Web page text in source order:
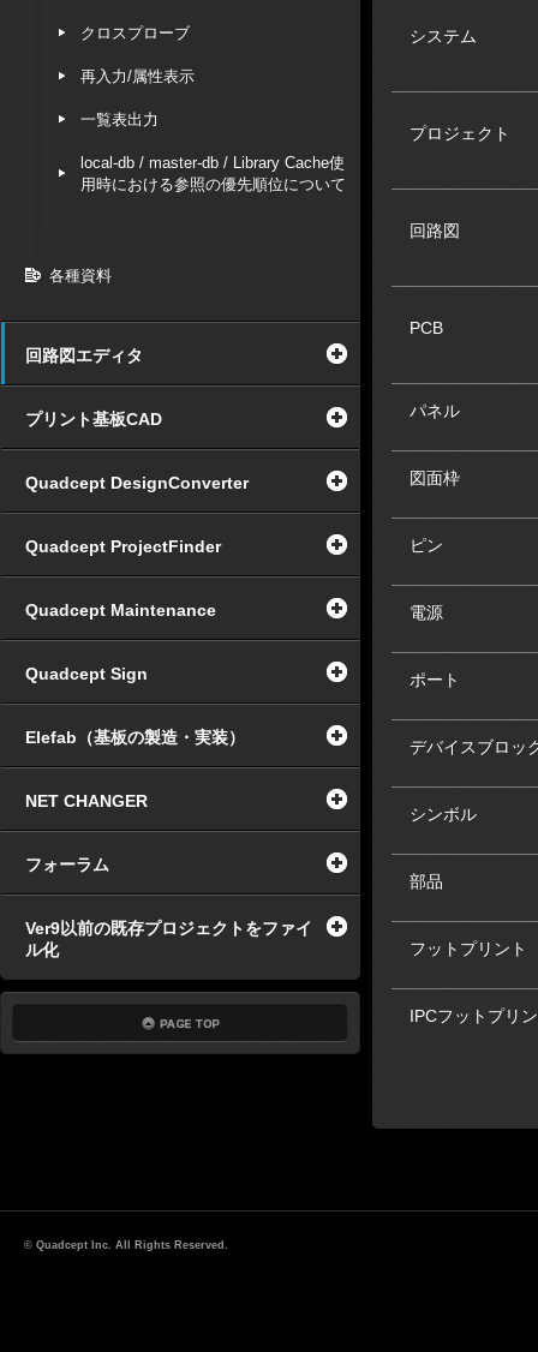
クロスプローブ
再入力/属性表示
一覧表出力
local-db / master-db / Library Cache使
用時における参照の優先順位について
各種資料
回路図エディタ
プリント基板CAD
Quadcept DesignConverter
Quadcept ProjectFinder
Quadcept Maintenance
Quadcept Sign
Elefab（基板の製造・実装）
NET CHANGER
フォーラム
Ver9以前の既存プロジェクトをファイ
ル化
システム
プロジェクト
回路図
PCB
パネル
図面枠
ピン
電源
ポート
デバイスブロッ
シンボル
部品
フットプリント
IPCフットプリ
© Quadcept Inc. All Rights Reserved.